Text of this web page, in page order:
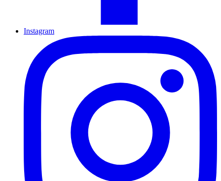
Instagram